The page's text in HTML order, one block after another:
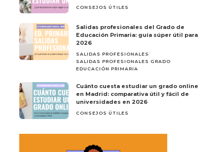
CONSEJOS ÚTILES
Salidas profesionales del Grado de
Educación Primaria: guía súper útil para
2026
SALIDAS PROFESIONALES
SALIDAS PROFESIONALES GRADO
EDUCACIÓN PRIMARIA
Cuánto cuesta estudiar un grado online
en Madrid: comparativa útil y fácil de
universidades en 2026
CONSEJOS ÚTILES